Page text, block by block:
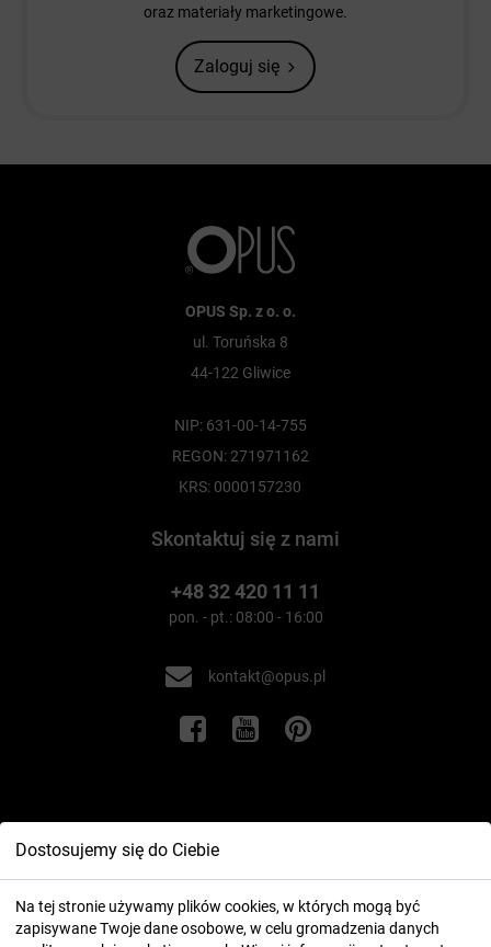
Dostosujemy się do Ciebie
Na tej stronie używamy plików cookies, w których mogą być
zapisywane Twoje dane osobowe, w celu gromadzenia danych
oraz materiały marketingowe.
Zaloguj się
OPUS Sp. z o. o.
ul. Toruńska 8
44-122 Gliwice
NIP: 631-00-14-755
REGON: 271971162
KRS: 0000157230
Skontaktuj się z nami
+48 32 420 11 11
pon. - pt.: 08:00 - 16:00
kontakt@opus.pl
Informacje
Twoje konto